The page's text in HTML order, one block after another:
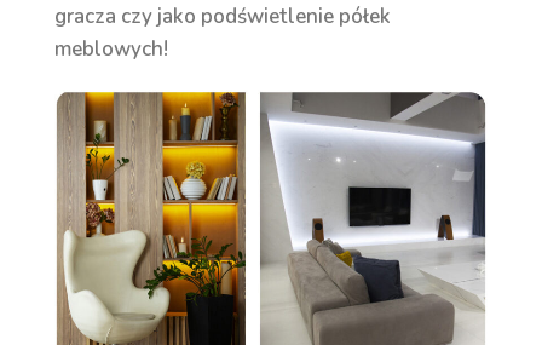
gracza czy jako podświetlenie półek
meblowych!